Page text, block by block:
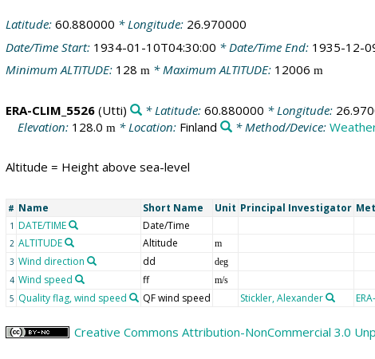
Latitude: 60.880000 * Longitude: 26.970000
Date/Time Start: 1934-01-10T04:30:00 * Date/Time End: 1935-12-
Minimum ALTITUDE: 128 m* Maximum ALTITUDE: 12006 m
ERA-CLIM_5526(Utti) * Latitude: 60.880000 * Longitude:
Elevation: 128.0 m * Location: Finland * Method/Device:
Altitude = Height above sea-level
# Name Short Name Unit Principal Investigator
1 DATE/TIME Date/Time
2 ALTITUDE Altitude m
3 Wind direction dd
deg
4 Wind speed ff
m/s
5 Quality flag, wind speed QF wind speed Stickler, Alexander
Creative Commons Attribution-NonCommercial 3.0